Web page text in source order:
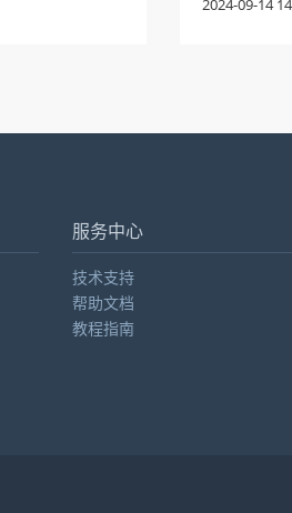
2024-09-14
服务中心
技术支持
帮助文档
教程指南